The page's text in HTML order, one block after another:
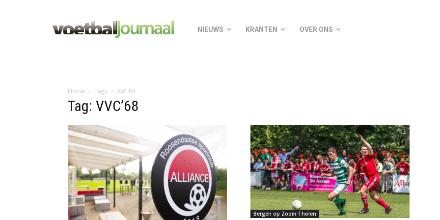
NIEUWS KRANTEN OVER ONS
Home Tags VVC’68
Tag: VVC’68
Bergen op Zoom-Tholen